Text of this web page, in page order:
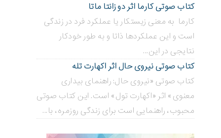
کتاب صوتی کارما اثر دو زانتا ماتا
کارما به معنی زیستکار یا عملکرد فرد در زندگی
است و این عملکردها ذاتا و به طور خودکار
نتایجی در این...
کتاب صوتی نیروی حال اثر اکهارت تله
کتاب صوتی «نیروی حال: راهنمای بیداری
معنوی» اثر «اکهارت تول» است. این کتاب صوتی
محبوب، راهنمایی است برای زندگی روزمره، با...